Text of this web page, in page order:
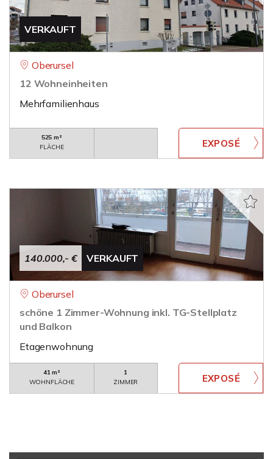
VERKAUFT
Oberursel
12 Wohneinheiten
Mehrfamilienhaus
525 m²
FLÄCHE
140.000,- € VERKAUFT
Oberursel
schöne 1 Zimmer-Wohnung inkl. TG-Stellplatz
und Balkon
Etagenwohnung
41 m²
WOHNFLÄCHE
1
ZIMMER